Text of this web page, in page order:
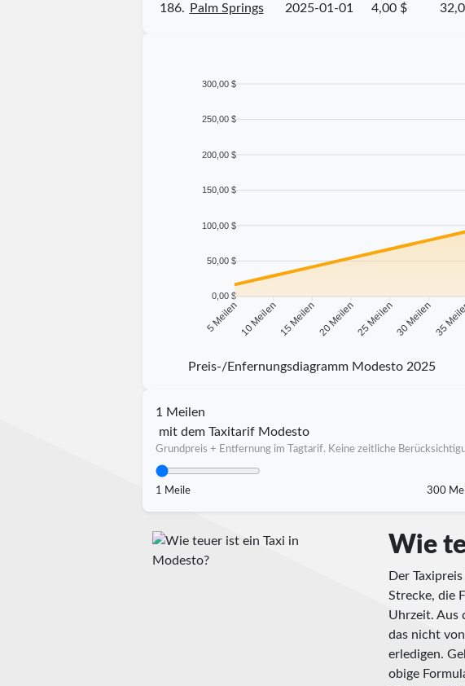
186.
Palm Springs 2025-01-01 4,00 $
300,00 $
250,00 $
200,00 $
150,00 $
100,00 $
50,00 $
0,00 $
5 Meilen10 Meilen15 Meilen20 Meilen25 Meilen30 Meilen35
Preis-/Enfernungsdiagramm Modesto 2025
1 Meilen
mit dem Taxitarif Modesto
Grundpreis + Entfernung im Tagtarif. Keine zeitliche
1 Meile 300
Wie
Der
Strecke, die
Uhrzeit. Aus
das nicht
erledigen.
obige